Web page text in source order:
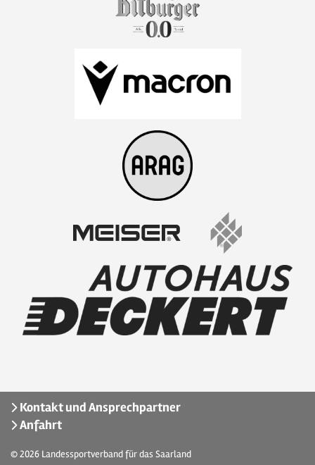
Kontakt und Ansprechpartner
Anfahrt
© 2026 Landessportverband für das Saarland